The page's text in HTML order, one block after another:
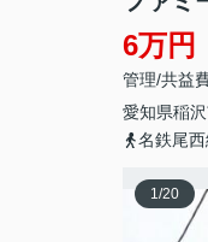
6万円
管理/共益
愛知県稲
名鉄尾
1/20